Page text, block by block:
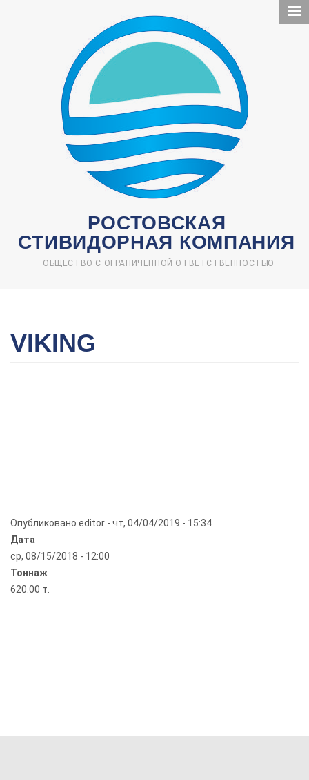
РОСТОВСКАЯ
СТИВИДОРНАЯ КОМПАНИЯ
ОБЩЕСТВО С ОГРАНИЧЕННОЙ ОТВЕТСТВЕННОСТЬЮ
VIKING
Опубликовано editor - чт, 04/04/2019 - 15:34
Дата
ср, 08/15/2018 - 12:00
Тоннаж
620.00 т.